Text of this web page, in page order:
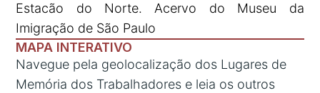
Estacão do Norte. Acervo do Museu da
Imigração de São Paulo
MAPA INTERATIVO
Navegue pela geolocalização dos Lugares de
Memória dos Trabalhadores e leia os outros